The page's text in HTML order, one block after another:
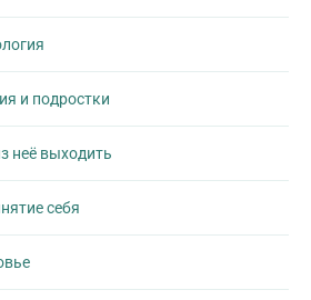
и подростки
неё выходить
себя